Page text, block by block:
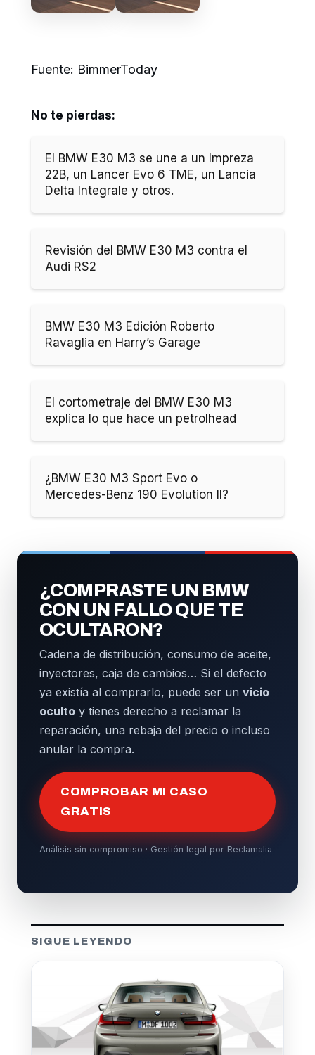
Fuente: BimmerToday
No te pierdas:
El BMW E30 M3 se une a un Impreza
22B, un Lancer Evo 6 TME, un Lancia
Delta Integrale y otros.
Revisión del BMW E30 M3 contra el
Audi RS2
BMW E30 M3 Edición Roberto
Ravaglia en Harry’s Garage
El cortometraje del BMW E30 M3
explica lo que hace un petrolhead
¿BMW E30 M3 Sport Evo o
Mercedes-Benz 190 Evolution II?
¿COMPRASTE UN BMW
CON UN FALLO QUE TE
OCULTARON?
Cadena de distribución, consumo de aceite,
inyectores, caja de cambios… Si el defecto
ya existía al comprarlo, puede ser un vicio
oculto y tienes derecho a reclamar la
reparación, una rebaja del precio o incluso
anular la compra.
COMPROBAR MI CASO
GRATIS
Análisis sin compromiso · Gestión legal por Reclamalia
SIGUE LEYENDO